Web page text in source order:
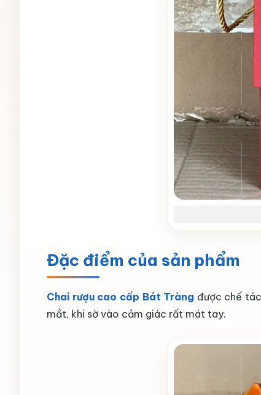
Đặc điểm của sản phẩm
Chai rượu cao cấp Bát Tràng được chế
mắt, khi sờ vào cảm giác rất mát tay.